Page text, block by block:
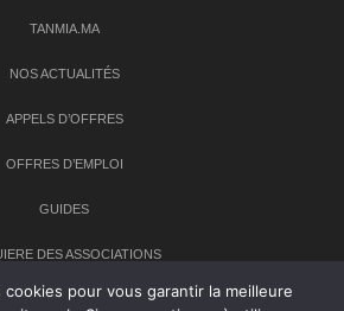
TANMIA.MA
NOS ACTUALITÉS
APPELS D’OFFRES
OFFRES D’EMPLOI
GUIDES
DES ASSOCIATIONS
pour vous garantir la meilleure